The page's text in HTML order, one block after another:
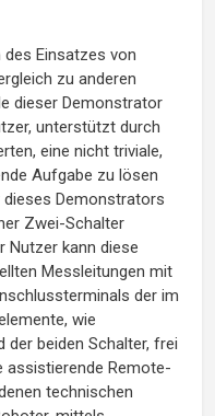
Einsatzes von
zu anderen
dieser Demonstrator
unterstützt durch
eine nicht triviale,
Aufgabe zu lösen
dieses Demonstrators
Zwei-Schalter
Nutzer kann diese
Messleitungen mit
der im
wie
der beiden Schalter, frei
assistierende Remote-
technischen